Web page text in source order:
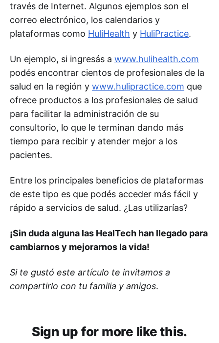
través de Internet. Algunos ejemplos son el
correo electrónico, los calendarios y
plataformas como HuliHealth y HuliPractice.
Un ejemplo, si ingresás a www.hulihealth.com
podés encontrar cientos de profesionales de la
salud en la región y www.hulipractice.com que
ofrece productos a los profesionales de salud
para facilitar la administración de su
consultorio, lo que le terminan dando más
tiempo para recibir y atender mejor a los
pacientes.
Entre los principales beneficios de plataformas
de este tipo es que podés acceder más fácil y
rápido a servicios de salud. ¿Las utilizarías?
¡Sin duda alguna las HealTech han llegado para
cambiarnos y mejorarnos la vida!
Si te gustó este artículo te invitamos a
compartirlo con tu familia y amigos.
Sign up for more like this.